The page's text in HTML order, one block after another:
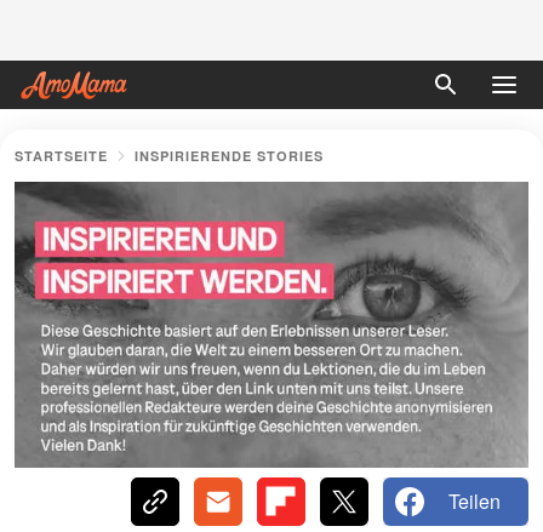
STARTSEITE INSPIRIERENDE STORIES
Teilen